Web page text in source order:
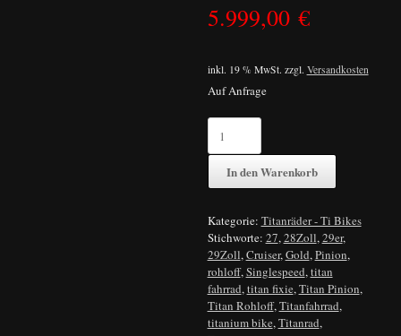
5.999,00 €
inkl. 19 % MwSt. zzgl. Versandkosten
Auf Anfrage
Steinlaus
Titan
Fahrrad
Singlespeed
o.
und
Trekkingrad
quantity
In den Warenkorb
Kategorie: Titanräder - Ti Bikes
Stichworte: 27,28Zoll,29er,
29Zoll,Cruiser,Gold,Pinion,
rohloff,Singlespeed,titan
fahrrad,titan fixie,Titan Pinion,
Titan Rohloff,Titanfahrrad,
titanium bike,Titanrad,